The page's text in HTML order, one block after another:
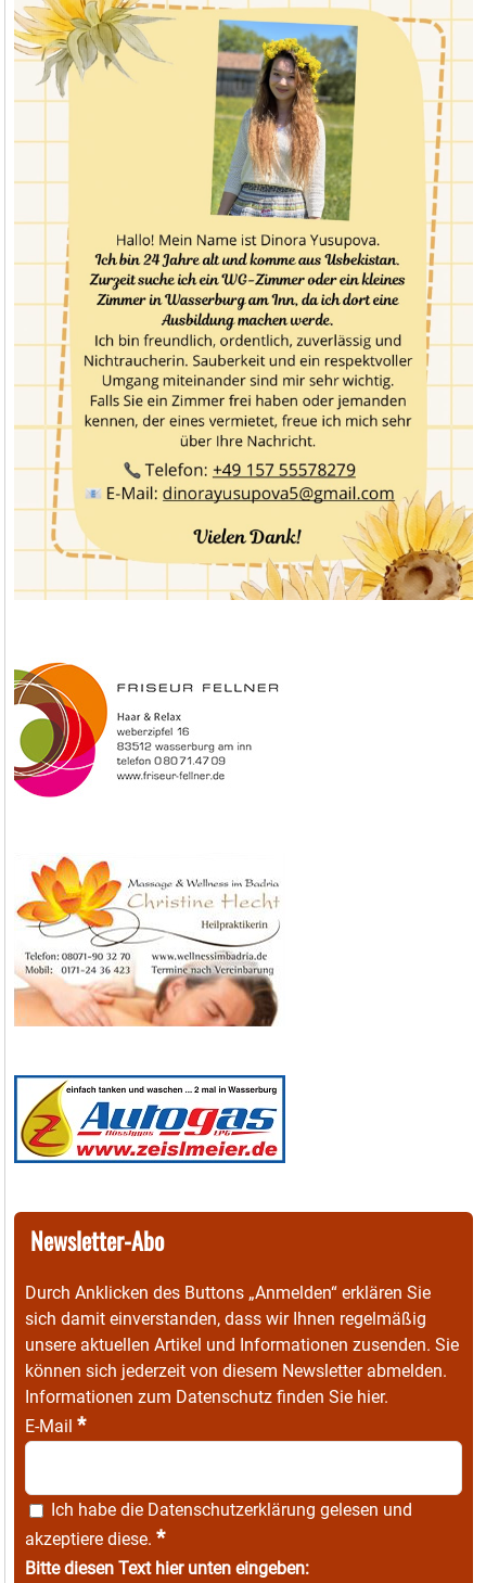
Newsletter-Abo
Durch Anklicken des Buttons „Anmelden“ erklären Sie
sich damit einverstanden, dass wir Ihnen regelmäßig
unsere aktuellen Artikel und Informationen zusenden. Sie
können sich jederzeit von diesem Newsletter abmelden.
Informationen zum Datenschutz finden Sie hier.
E-Mail *
Ich habe die Datenschutzerklärung gelesen und
akzeptiere diese. *
Bitte diesen Text hier unten eingeben: